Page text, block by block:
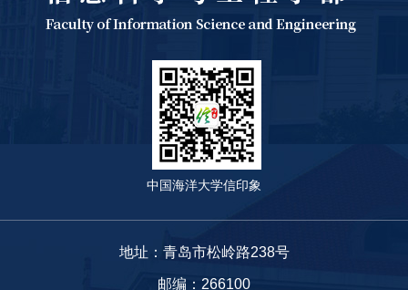
中国海洋大学信印象
地址：青岛市松岭路238号
邮编：266100